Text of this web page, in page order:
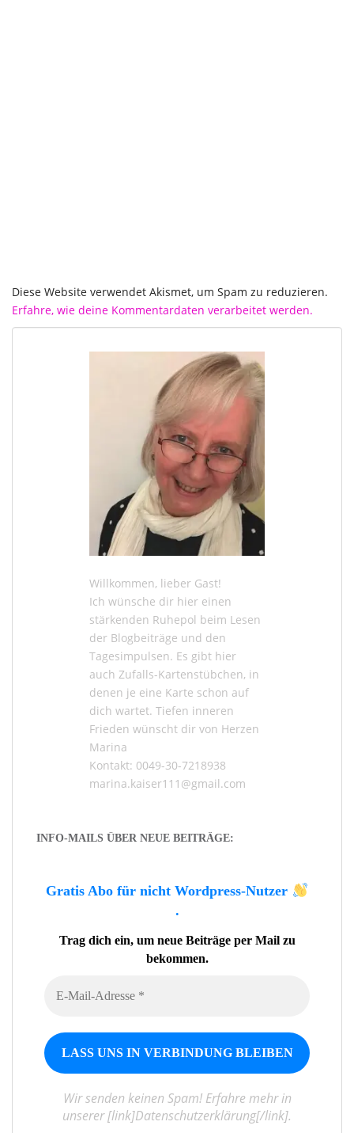
Diese Website verwendet Akismet, um Spam zu reduzieren.
Erfahre, wie deine Kommentardaten verarbeitet werden.
Willkommen, lieber Gast!
Ich wünsche dir hier einen
stärkenden Ruhepol beim Lesen
der Blogbeiträge und den
Tagesimpulsen. Es gibt hier
auch Zufalls-Kartenstübchen, in
denen je eine Karte schon auf
dich wartet. Tiefen inneren
Frieden wünscht dir von Herzen
Marina
Kontakt: 0049-30-7218938
marina.kaiser111@gmail.com
INFO-MAILS ÜBER NEUE BEITRÄGE:
Gratis Abo für nicht Wordpress-Nutzer
.
Trag dich ein, um neue Beiträge per Mail zu
bekommen.
Wir senden keinen Spam! Erfahre mehr in
unserer [link]Datenschutzerklärung[/link].